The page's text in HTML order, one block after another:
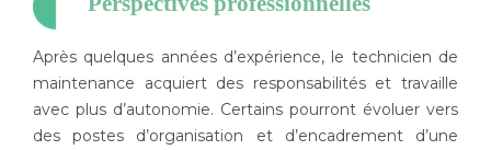
Après quelques années d’expérience, le technicien de
maintenance acquiert des responsabilités et travaille
avec plus d’autonomie. Certains pourront évoluer vers
des postes d’organisation et d’encadrement d’une